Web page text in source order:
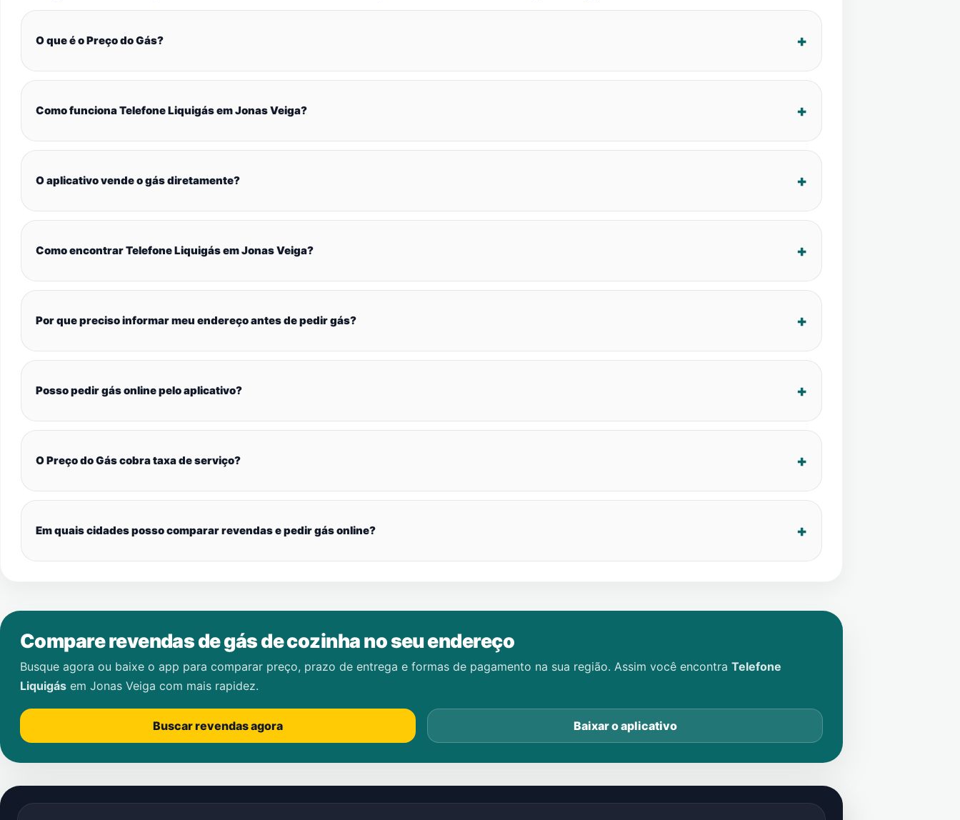
O que é o Preço do Gás?
Como funciona Telefone Liquigás em Jonas Veiga?
O aplicativo vende o gás diretamente?
Como encontrar Telefone Liquigás em Jonas Veiga?
Por que preciso informar meu endereço antes de pedir gás?
Posso pedir gás online pelo aplicativo?
O Preço do Gás cobra taxa de serviço?
Em quais cidades posso comparar revendas e pedir gás online?
Compare revendas de gás de cozinha no seu endereço
Busque agora ou baixe o app para comparar preço, prazo de entrega e formas de pagamento na sua região. Assim você encontra Telefone
Liquigás em Jonas Veiga com mais rapidez.
Buscar revendas agora Baixar o aplicativo